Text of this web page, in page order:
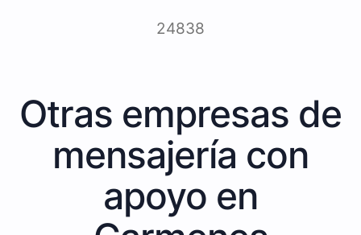
24838
Otras empresas de
mensajería con
apoyo en